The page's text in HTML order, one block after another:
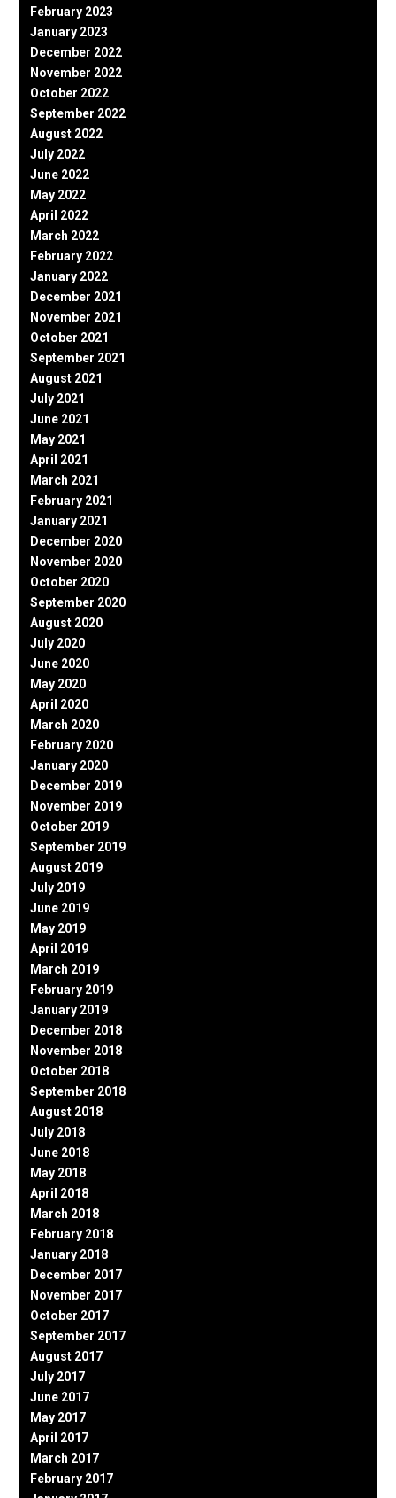
February 2023
January 2023
December 2022
November 2022
October 2022
September 2022
August 2022
July 2022
June 2022
May 2022
April 2022
March 2022
February 2022
January 2022
December 2021
November 2021
October 2021
September 2021
August 2021
July 2021
June 2021
May 2021
April 2021
March 2021
February 2021
January 2021
December 2020
November 2020
October 2020
September 2020
August 2020
July 2020
June 2020
May 2020
April 2020
March 2020
February 2020
January 2020
December 2019
November 2019
October 2019
September 2019
August 2019
July 2019
June 2019
May 2019
April 2019
March 2019
February 2019
January 2019
December 2018
November 2018
October 2018
September 2018
August 2018
July 2018
June 2018
May 2018
April 2018
March 2018
February 2018
January 2018
December 2017
November 2017
October 2017
September 2017
August 2017
July 2017
June 2017
May 2017
April 2017
March 2017
February 2017